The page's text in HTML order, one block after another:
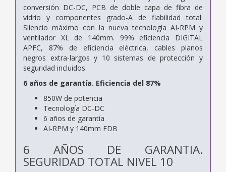
conversión DC-DC, PCB de doble capa de fibra de
vidrio y componentes grado-A de fiabilidad total.
Silencio máximo con la nueva tecnología AI-RPM y
ventilador XL de 140mm. 99% eficiencia DIGITAL
APFC, 87% de eficiencia eléctrica, cables planos
negros extra-largos y 10 sistemas de protección y
seguridad incluidos.
6 años de garantía. Eficiencia del 87%
850W de potencia
Tecnología DC-DC
6 años de garantía
AI-RPM y 140mm FDB
6 AÑOS DE GARANTIA.
SEGURIDAD TOTAL NIVEL 10